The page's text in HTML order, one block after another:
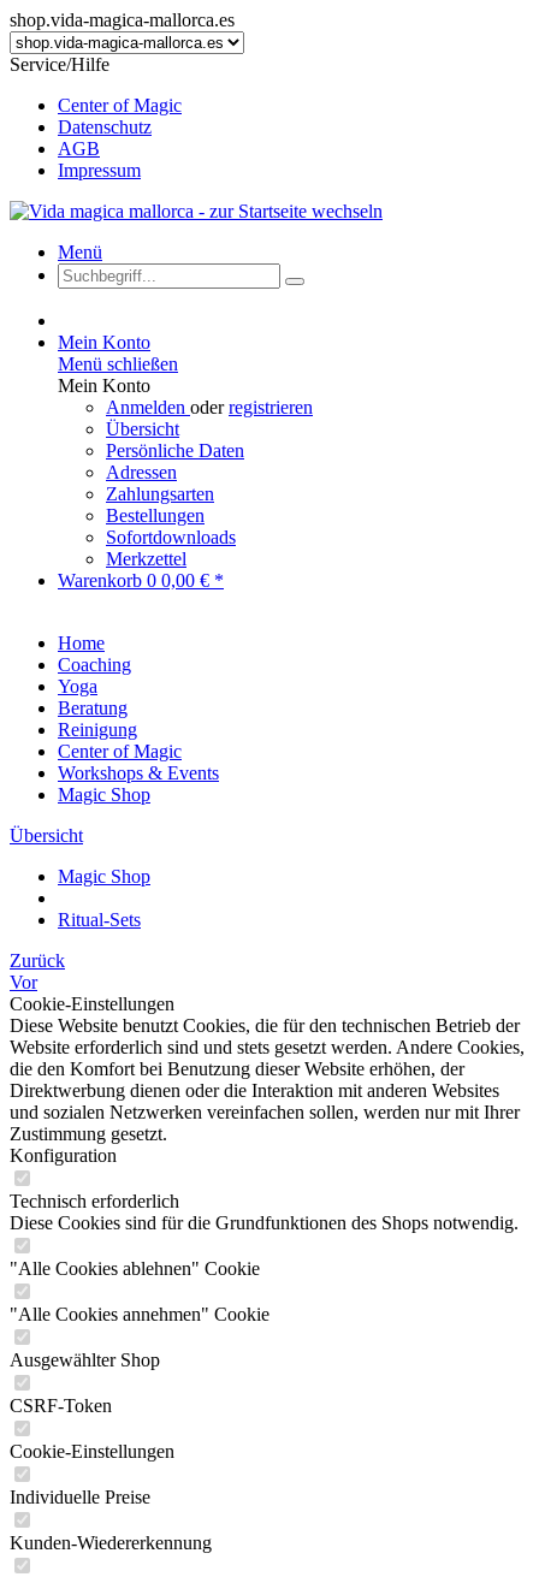
shop.vida-magica-mallorca.es
Service/Hilfe
Center of Magic
Datenschutz
AGB
Impressum
Menü
Mein Konto
Menü schließen
Mein Konto
Anmelden oderregistrieren
Übersicht
Persönliche Daten
Adressen
Zahlungsarten
Bestellungen
Sofortdownloads
Merkzettel
Warenkorb 0 0,00 € *
Home
Coaching
Yoga
Beratung
Reinigung
Center of Magic
Workshops & Events
Magic Shop
Übersicht
Magic Shop
Ritual-Sets
Zurück
Vor
Cookie-Einstellungen
Diese Website benutzt Cookies, die für den technischen Betrieb der
Website erforderlich sind und stets gesetzt werden. Andere Cookies,
die den Komfort bei Benutzung dieser Website erhöhen, der
Direktwerbung dienen oder die Interaktion mit anderen Websites
und sozialen Netzwerken vereinfachen sollen, werden nur mit Ihrer
Zustimmung gesetzt.
Konfiguration
Technisch erforderlich
Diese Cookies sind für die Grundfunktionen des Shops notwendig.
"Alle Cookies ablehnen" Cookie
"Alle Cookies annehmen" Cookie
Ausgewählter Shop
CSRF-Token
Cookie-Einstellungen
Individuelle Preise
Kunden-Wiedererkennung